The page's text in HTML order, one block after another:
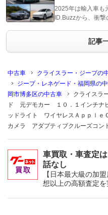
2025年は輸入車も
ID.Buzzから、衝
記事
中古車 クライスラー・ジープの
ジープ・レネゲード・福岡県の
岡市博多区の中古車
クライスラ
ド 元デモカー １０．１インチ
ッドライト ワイヤレスＡｐｐｌ
カメラ アダプティブクルーズコン
車買取・車査定
話なし
【日本最大級の加
想以上の高額査定を